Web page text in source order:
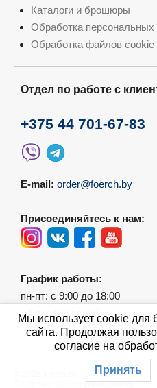
Каталоги и брошюры
Обработка
Обработка файлов cookie
Отдел по работе с
+375 44 701-67-83
E-mail: order@foerch.by
Присоединяйтесь к нам:
График работы:
пн-пт: с 9:00 до 18:00
сб-вс: выходной
FreeCoder.by
Мы использует cookie для
сайта. Продолжая
согласие на
Принять